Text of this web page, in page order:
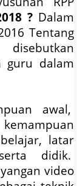
? Dalam
Tentang
guru dalam
awal,
latar
didik.
video